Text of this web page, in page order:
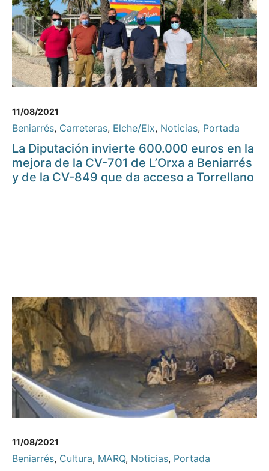
11/08/2021
Beniarrés, Carreteras, Elche/Elx, Noticias, Portada
La Diputación invierte 600.000 euros en la
mejora de la CV-701 de L’Orxa a Beniarrés
y de la CV-849 que da acceso a Torrellano
11/08/2021
Beniarrés, Cultura, MARQ, Noticias, Portada